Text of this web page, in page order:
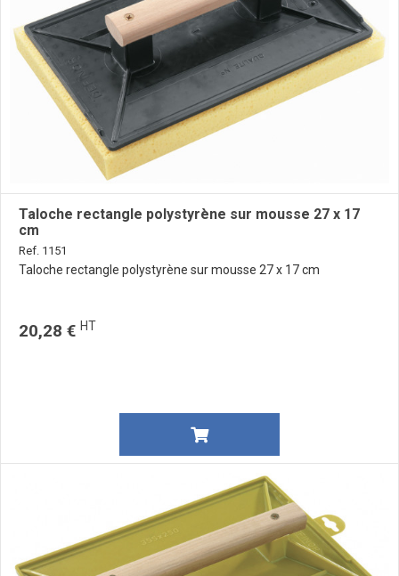
Taloche rectangle polystyrène sur mousse 27 x 17
cm
Ref. 1151
Taloche rectangle polystyrène sur mousse 27 x 17 cm
20,28 € HT